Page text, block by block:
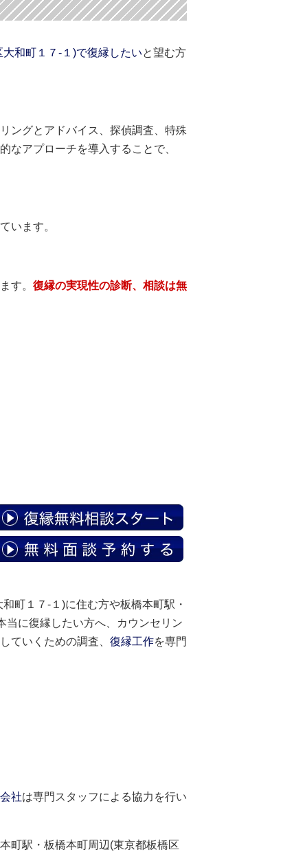
和町１７-１)で復縁したいと望む方
ングとアドバイス、探偵調査、特殊
なアプローチを導入することで、
います。
す。 復縁の実現性の診断、相談は無
町１７-１)に住む方や板橋本町駅・
当に復縁したい方へ、カウンセリン
ていくための調査、 復縁工作を専門
社は専門スタッフによる協力を行い
町駅・板橋本町周辺(東京都板橋区